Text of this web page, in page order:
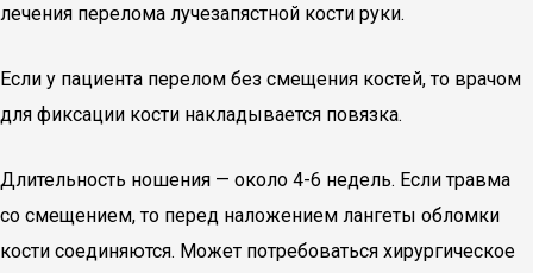
лечения перелома лучезапястной кости руки.
Если у пациента перелом без смещения костей, то врачом
для фиксации кости накладывается повязка.
Длительность ношения — около 4-6 недель. Если травма
со смещением, то перед наложением лангеты обломки
кости соединяются. Может потребоваться хирургическое